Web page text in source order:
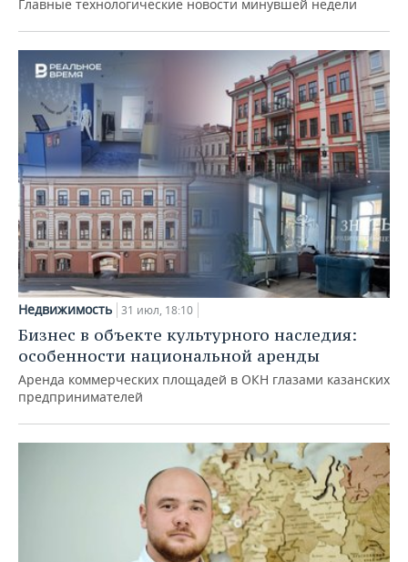
Главные технологические новости минувшей недели
Недвижимость 31 июл, 18:10
Бизнес в объекте культурного наследия:
особенности национальной аренды
Аренда коммерческих площадей в ОКН глазами казанских
предпринимателей